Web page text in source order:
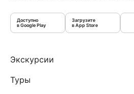
Доступно
в Google Play
Загрузите
в App Store
Экскурсии
Туры